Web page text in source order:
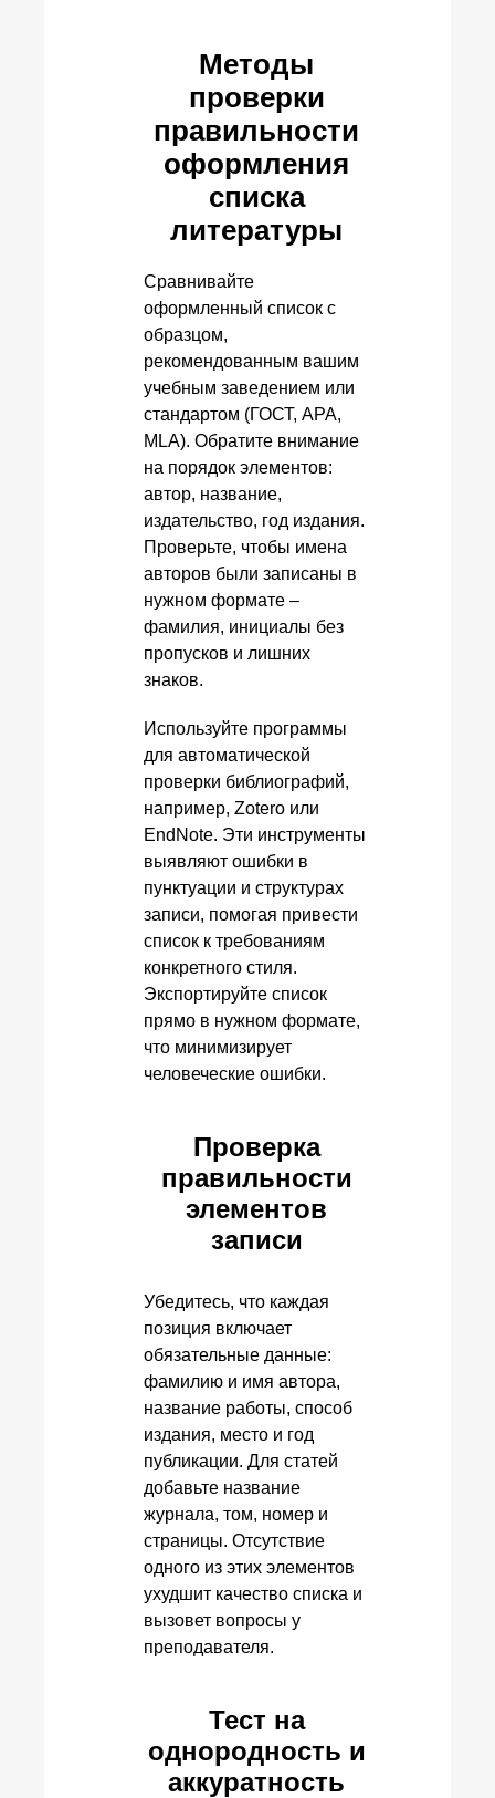
Методы
проверки
правильности
оформления
списка
литературы
Сравнивайте
оформленный список с
образцом,
рекомендованным вашим
учебным заведением или
стандартом (ГОСТ, APA,
MLA). Обратите внимание
на порядок элементов:
автор, название,
издательство, год издания.
Проверьте, чтобы имена
авторов были записаны в
нужном формате –
фамилия, инициалы без
пропусков и лишних
знаков.
Используйте программы
для автоматической
проверки библиографий,
например, Zotero или
EndNote. Эти инструменты
выявляют ошибки в
пунктуации и структурах
записи, помогая привести
список к требованиям
конкретного стиля.
Экспортируйте список
прямо в нужном формате,
что минимизирует
человеческие ошибки.
Проверка
правильности
элементов
записи
Убедитесь, что каждая
позиция включает
обязательные данные:
фамилию и имя автора,
название работы, способ
издания, место и год
публикации. Для статей
добавьте название
журнала, том, номер и
страницы. Отсутствие
одного из этих элементов
ухудшит качество списка и
вызовет вопросы у
преподавателя.
Тест на
однородность и
аккуратность